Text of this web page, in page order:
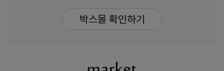
박스몰 확인하기